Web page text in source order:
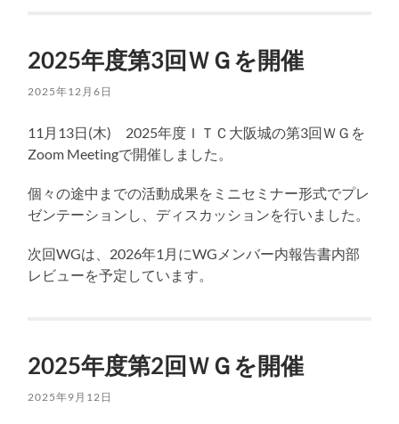
2025年度第3回ＷＧを開催
2025年12月6日
11月13日(木) 2025年度ＩＴＣ大阪城の第3回ＷＧを
Zoom Meetingで開催しました。
個々の途中までの活動成果をミニセミナー形式でプレ
ゼンテーションし、ディスカッションを行いました。
次回WGは、2026年1月にWGメンバー内報告書内部
レビューを予定しています。
2025年度第2回ＷＧを開催
2025年9月12日